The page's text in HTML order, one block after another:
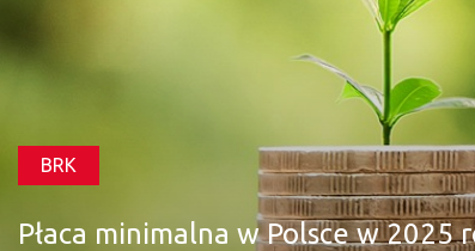
BRK
Płaca minimalna w Polsce w